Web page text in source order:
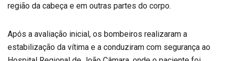
região da cabeça e em outras partes do corpo.
Após a avaliação inicial, os bombeiros realizaram a
estabilização da vítima e a conduziram com segurança ao